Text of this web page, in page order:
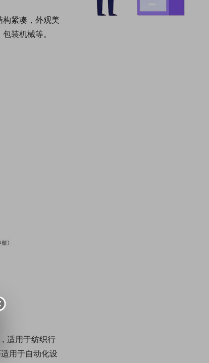
紧凑，外观美
装机械等。
适用于纺织行
用于自动化设